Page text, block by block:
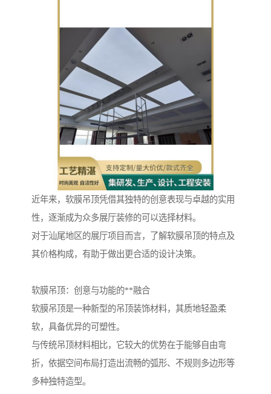
近年来，软膜吊顶凭借其独特的创意表现与卓越的实用
性，逐渐成为众多展厅装修的可以选择材料。
对于汕尾地区的展厅项目而言，了解软膜吊顶的特点及
其价格构成，有助于做出更合适的设计决策。
软膜吊顶：创意与功能的**融合
软膜吊顶是一种新型的吊顶装饰材料，其质地轻盈柔
软，具备优异的可塑性。
与传统吊顶材料相比，它较大的优势在于能够自由弯
折，依据空间布局打造出流畅的弧形、不规则多边形等
多种独特造型。